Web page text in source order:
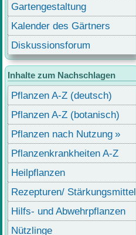
Gartengestaltung
Kalender des Gärtners
Diskussionsforum
Inhalte zum Nachschlagen
Pflanzen A-Z (deutsch)
Pflanzen A-Z (botanisch)
Pflanzen nach Nutzung
Pflanzenkrankheiten A-Z
Heilpflanzen
Rezepturen/ Stärkungsmittel
Hilfs- und Abwehrpflanzen
Nützlinge